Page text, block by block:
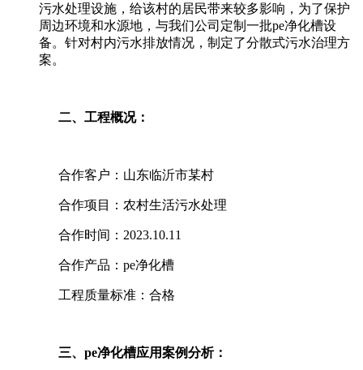
污水处理设施，给该村的居民带来较多影响，为了保护
周边环境和水源地，与我们公司定制一批pe净化槽设
备。 针对村内污水排放情况，制定了分散式污水治理方
案。
二、工程概况：
合作客户：山东临沂市某村
合作项目：农村生活污水处理
合作时间：2023.10.11
合作产品：pe净化槽
工程质量标准：合格
三、pe净化槽应用案例分析：